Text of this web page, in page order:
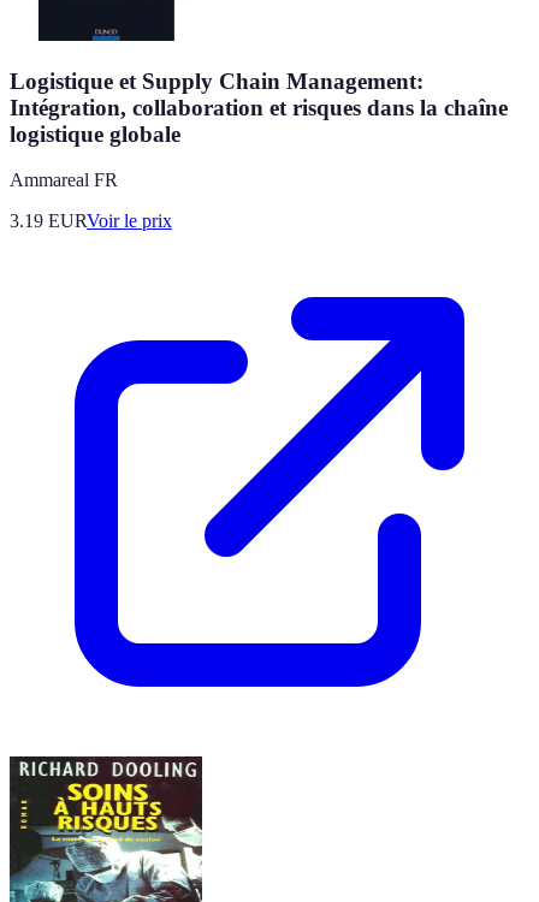
Logistique et Supply Chain Management:
Intégration, collaboration et risques dans la chaîne
logistique globale
Ammareal FR
3.19 EURVoir le prix